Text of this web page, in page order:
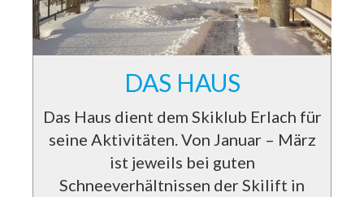
DAS HAUS
Das Haus dient dem Skiklub Erlach für
seine Aktivitäten. Von Januar – März
ist jeweils bei guten
Schneeverhältnissen der Skilift in